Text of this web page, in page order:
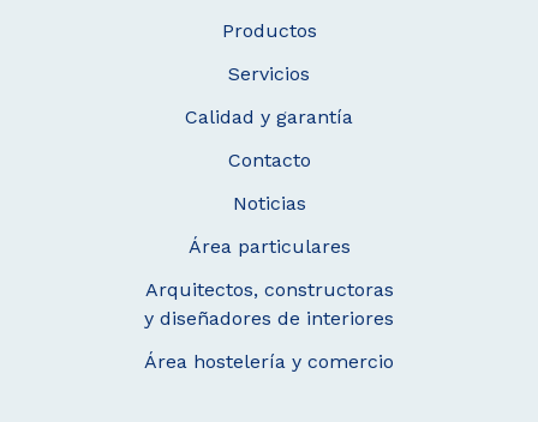
Productos
Servicios
Calidad y garantía
Contacto
Noticias
Área particulares
Arquitectos, constructoras
y diseñadores de interiores
Área hostelería y comercio